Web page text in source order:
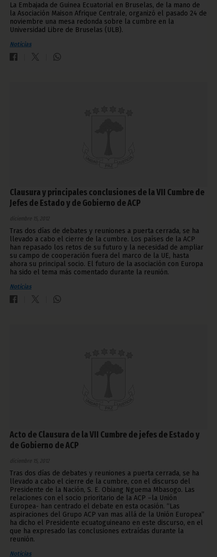
La Embajada de Guinea Ecuatorial en Bruselas, de la mano de
la Asociación Maison Afrique Centrale, organizó el pasado 24 de
noviembre una mesa redonda sobre la cumbre en la
Universidad Libre de Bruselas (ULB).
Noticias
Clausura y principales conclusiones de la VII Cumbre de
Jefes de Estado y de Gobierno de ACP
diciembre 15, 2012
Tras dos días de debates y reuniones a puerta cerrada, se ha
llevado a cabo el cierre de la cumbre. Los países de la ACP
han repasado los retos de su futuro y la necesidad de ampliar
su campo de cooperación fuera del marco de la UE, hasta
ahora su principal socio. El futuro de la asociación con Europa
ha sido el tema más comentado durante la reunión.
Noticias
Acto de Clausura de la VII Cumbre de jefes de Estado y
de Gobierno de ACP
diciembre 15, 2012
Tras dos días de debates y reuniones a puerta cerrada, se ha
llevado a cabo el cierre de la cumbre, con el discurso del
Presidente de la Nación, S. E. Obiang Nguema Mbasogo. Las
relaciones con el socio prioritario de la ACP –la Unión
Europea- han centrado el debate en esta ocasión. “Las
aspiraciones del Grupo ACP van mas allá de la Unión Europea”
ha dicho el Presidente ecuatoguineano en este discurso, en el
que ha expresado las conclusiones extraídas durante la
reunión.
Noticias